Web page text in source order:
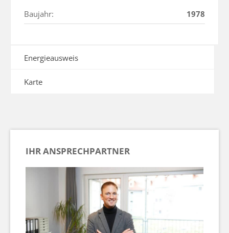
Baujahr: 1978
Energieausweis
Karte
IHR ANSPRECHPARTNER